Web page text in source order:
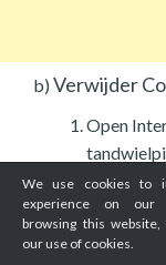
b) Verwijder
Open
We use cookies to
experience on our
browsing this
our use of cookies.